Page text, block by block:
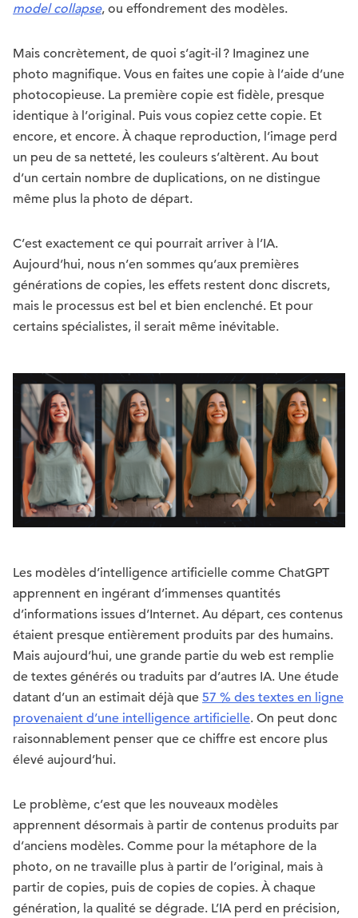
model collapse, ou effondrement des modèles.
Mais concrètement, de quoi s’agit-il ? Imaginez une
photo magnifique. Vous en faites une copie à l’aide d’une
photocopieuse. La première copie est fidèle, presque
identique à l’original. Puis vous copiez cette copie. Et
encore, et encore. À chaque reproduction, l’image perd
un peu de sa netteté, les couleurs s’altèrent. Au bout
d’un certain nombre de duplications, on ne distingue
même plus la photo de départ.
C’est exactement ce qui pourrait arriver à l’IA.
Aujourd’hui, nous n’en sommes qu’aux premières
générations de copies, les effets restent donc discrets,
mais le processus est bel et bien enclenché. Et pour
certains spécialistes, il serait même inévitable.
Les modèles d’intelligence artificielle comme ChatGPT
apprennent en ingérant d’immenses quantités
d’informations issues d’Internet. Au départ, ces contenus
étaient presque entièrement produits par des humains.
Mais aujourd’hui, une grande partie du web est remplie
de textes générés ou traduits par d’autres IA. Une étude
datant d’un an estimait déjà que 57 % des textes en ligne
provenaient d’une intelligence artificielle. On peut donc
raisonnablement penser que ce chiffre est encore plus
élevé aujourd’hui.
Le problème, c’est que les nouveaux modèles
apprennent désormais à partir de contenus produits par
d’anciens modèles. Comme pour la métaphore de la
photo, on ne travaille plus à partir de l’original, mais à
partir de copies, puis de copies de copies. À chaque
génération, la qualité se dégrade. L’IA perd en précision,